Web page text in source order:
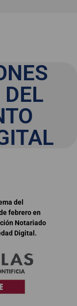
del
febrero en
Notariado
Digital.